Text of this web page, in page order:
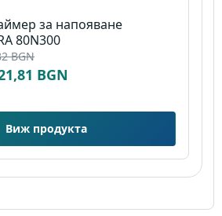
за напояване
80N300
BGN
BGN
Виж продукта